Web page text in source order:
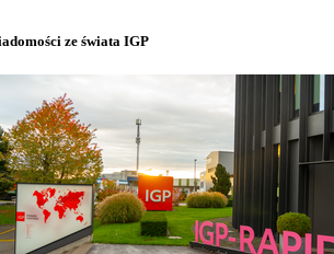
ze świata IGP